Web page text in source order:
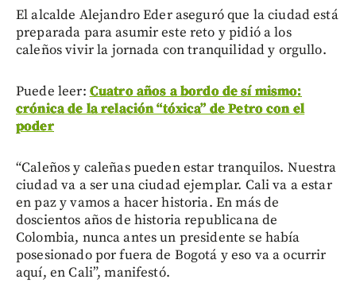
El alcalde Alejandro Eder aseguró que la ciudad está
preparada para asumir este reto y pidió a los
caleños vivir la jornada con tranquilidad y orgullo.
Puede leer: Cuatro años a bordo de sí mismo:
crónica de la relación “tóxica” de Petro con el
poder
“Caleños y caleñas pueden estar tranquilos. Nuestra
ciudad va a ser una ciudad ejemplar. Cali va a estar
en paz y vamos a hacer historia. En más de
doscientos años de historia republicana de
Colombia, nunca antes un presidente se había
posesionado por fuera de Bogotá y eso va a ocurrir
aquí, en Cali”, manifestó.